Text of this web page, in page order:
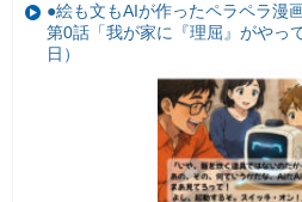
●絵も文もAIが作ったペラペラ漫
第0話「我が家に『理屈』がやっ
日）